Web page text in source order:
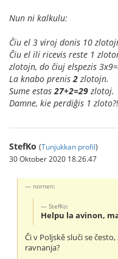
Nun ni kalkulu:
Ĉiu el 3 viroj donis 10
Ĉiu el ili ricevis reste 1
zlotojn, do ĉiuj elspezis 3x9=
La knabo prenis 2 zlotojn.
Sume estas 27+2=29 zlotoj.
Damne, kie perdiĝis 1 zloto?!
StefKo (Tunjukkan profil)
30 Oktober 2020 18.26.47
nornen:
StefKo:
Helpu la avinon,
Či v Poljskě sluči se
ravnanja?